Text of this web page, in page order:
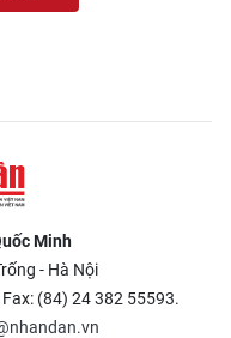
Minh
- Hà Nội
(84) 24 382 55593.